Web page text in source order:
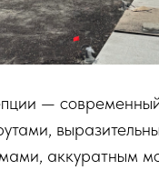
—
аккуратным